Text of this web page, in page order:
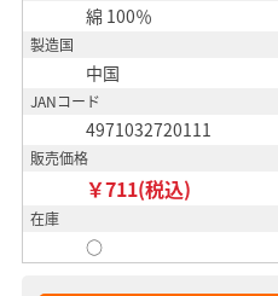
綿 100％
製造国
中国
JANコード
4971032720111
販売価格
￥711(税込)
在庫
○